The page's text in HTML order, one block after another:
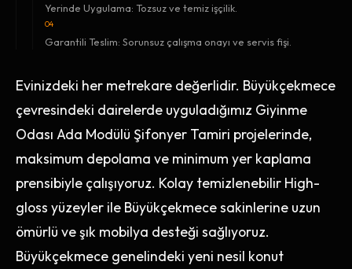
Yerinde Uygulama: Tozsuz ve temiz işçilik.
04
Garantili Teslim: Sorunsuz çalışma onayı ve servis fişi.
Evinizdeki her metrekare değerlidir. Büyükçekmece
çevresindeki dairelerde uyguladığımız Giyinme
Odası Ada Modülü Şifonyer Tamiri projelerinde,
maksimum depolama ve minimum yer kaplama
prensibiyle çalışıyoruz. Kolay temizlenebilir High-
gloss yüzeyler ile Büyükçekmece sakinlerine uzun
ömürlü ve şık mobilya desteği sağlıyoruz.
Büyükçekmece genelindeki yeni nesil konut